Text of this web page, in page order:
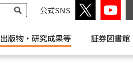
公式SNS
出版物・ 研究成果等 証券図書館